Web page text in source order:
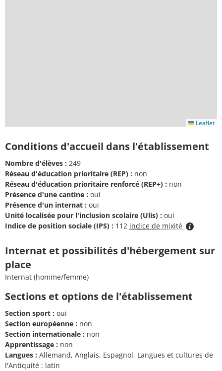
Leaflet
Conditions d'accueil dans l'établissement
Nombre d'élèves : 249
Réseau d'éducation prioritaire (REP) : non
Réseau d'éducation prioritaire renforcé (REP+) : non
Présence d'une cantine : oui
Présence d'un internat : oui
Unité localisée pour l'inclusion scolaire (Ulis) : oui
Indice de position sociale (IPS) : 112 indice de mixité
Internat et possibilités d'hébergement sur
place
Internat (homme/femme)
Sections et options de l'établissement
Section sport : oui
Section européenne : non
Section internationale : non
Apprentissage : non
Langues : Allemand, Anglais, Espagnol, Langues et cultures de
l'Antiquité : latin